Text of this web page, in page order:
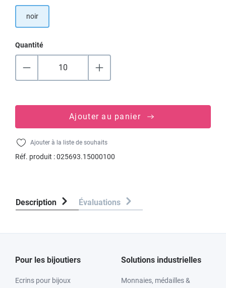
noir
Quantité
Ajouter au panier
Ajouter à la liste de souhaits
Réf. produit :025693.15000100
Description Évaluations
Pour les bijoutiers
Ecrins pour bijoux
Solutions industrielles
Monnaies, médailles &